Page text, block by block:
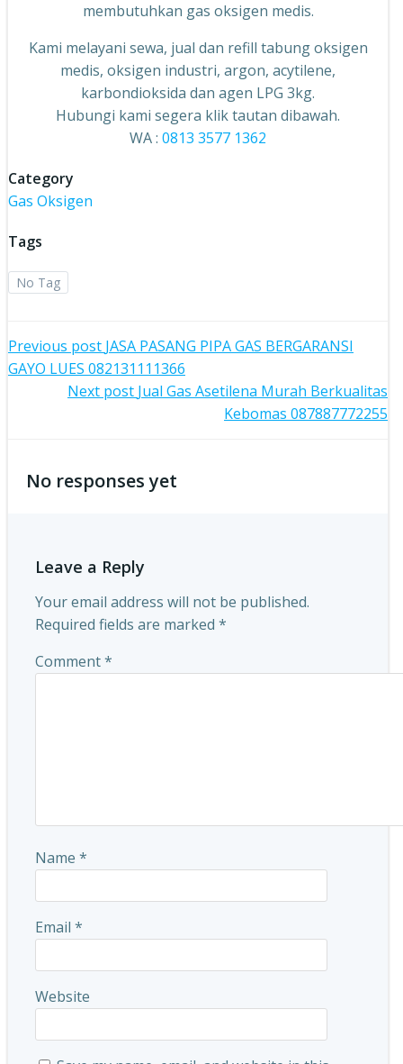
membutuhkan gas oksigen medis.
Kami melayani sewa, jual dan refill tabung oksigen
medis, oksigen industri, argon, acytilene,
karbondioksida dan agen LPG 3kg.
Hubungi kami segera klik tautan dibawah.
WA : 0813 3577 1362
Category
Gas Oksigen
Tags
No Tag
Post
navigation
Previous post JASA PASANG PIPA GAS BERGARANSI
GAYO LUES 082131111366
PostNext post Jual Gas Asetilena Murah Berkualitas
Kebomas 087887772255
No responses yet
Leave a Reply
Your email address will not be published.
Required fields are marked *
Comment*
Name *
Email *
Website